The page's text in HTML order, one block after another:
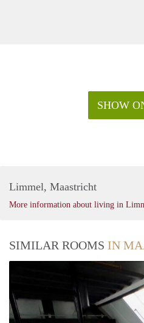
SHOW
Limmel, Maastricht
More information about living in
SIMILAR ROOMS IN